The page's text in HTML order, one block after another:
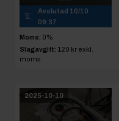
Avslutad 10/10
09:37
Moms: 0%
Slagavgift: 120 kr exkl.
moms
2025-10-10